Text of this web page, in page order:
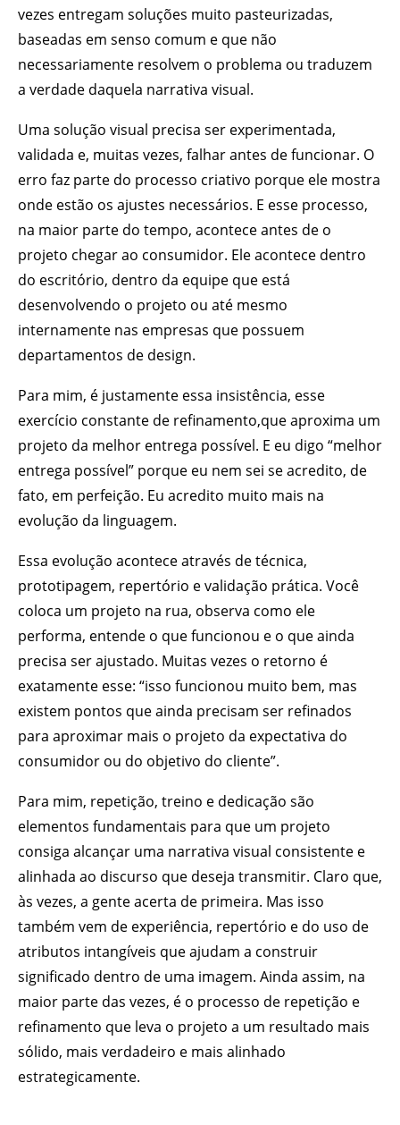
vezes entregam soluções muito pasteurizadas,
baseadas em senso comum e que não
necessariamente resolvem o problema ou traduzem
a verdade daquela narrativa visual.
Uma solução visual precisa ser experimentada,
validada e, muitas vezes, falhar antes de funcionar. O
erro faz parte do processo criativo porque ele mostra
onde estão os ajustes necessários. E esse processo,
na maior parte do tempo, acontece antes de o
projeto chegar ao consumidor. Ele acontece dentro
do escritório, dentro da equipe que está
desenvolvendo o projeto ou até mesmo
internamente nas empresas que possuem
departamentos de design.
Para mim, é justamente essa insistência, esse
exercício constante de refinamento,que aproxima um
projeto da melhor entrega possível. E eu digo “melhor
entrega possível” porque eu nem sei se acredito, de
fato, em perfeição. Eu acredito muito mais na
evolução da linguagem.
Essa evolução acontece através de técnica,
prototipagem, repertório e validação prática. Você
coloca um projeto na rua, observa como ele
performa, entende o que funcionou e o que ainda
precisa ser ajustado. Muitas vezes o retorno é
exatamente esse: “isso funcionou muito bem, mas
existem pontos que ainda precisam ser refinados
para aproximar mais o projeto da expectativa do
consumidor ou do objetivo do cliente”.
Para mim, repetição, treino e dedicação são
elementos fundamentais para que um projeto
consiga alcançar uma narrativa visual consistente e
alinhada ao discurso que deseja transmitir. Claro que,
às vezes, a gente acerta de primeira. Mas isso
também vem de experiência, repertório e do uso de
atributos intangíveis que ajudam a construir
significado dentro de uma imagem. Ainda assim, na
maior parte das vezes, é o processo de repetição e
refinamento que leva o projeto a um resultado mais
sólido, mais verdadeiro e mais alinhado
estrategicamente.